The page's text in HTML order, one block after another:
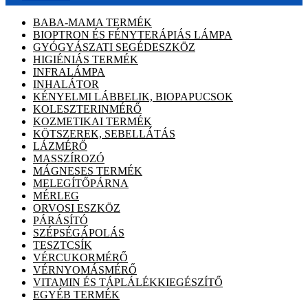
BABA-MAMA TERMÉK
BIOPTRON ÉS FÉNYTERÁPIÁS LÁMPA
GYÓGYÁSZATI SEGÉDESZKÖZ
HIGIÉNIÁS TERMÉK
INFRALÁMPA
INHALÁTOR
KÉNYELMI LÁBBELIK, BIOPAPUCSOK
KOLESZTERINMÉRŐ
KOZMETIKAI TERMÉK
KÖTSZEREK, SEBELLÁTÁS
LÁZMÉRŐ
MASSZÍROZÓ
MÁGNESES TERMÉK
MELEGÍTŐPÁRNA
MÉRLEG
ORVOSI ESZKÖZ
PÁRÁSÍTÓ
SZÉPSÉGÁPOLÁS
TESZTCSÍK
VÉRCUKORMÉRŐ
VÉRNYOMÁSMÉRŐ
VITAMIN ÉS TÁPLÁLÉKKIEGÉSZÍTŐ
EGYÉB TERMÉK